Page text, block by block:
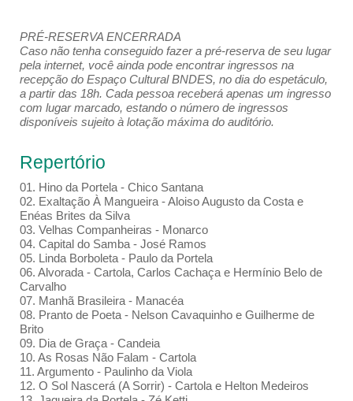
PRÉ-RESERVA ENCERRADA
Caso não tenha conseguido fazer a pré-reserva de seu lugar
pela internet, você ainda pode encontrar ingressos na
recepção do Espaço Cultural BNDES, no dia do espetáculo,
a partir das 18h. Cada pessoa receberá apenas um ingresso
com lugar marcado, estando o número de ingressos
disponíveis sujeito à lotação máxima do auditório.
Repertório
01. Hino da Portela - Chico Santana
02. Exaltação À Mangueira - Aloiso Augusto da Costa e
Enéas Brites da Silva
03. Velhas Companheiras - Monarco
04. Capital do Samba - José Ramos
05. Linda Borboleta - Paulo da Portela
06. Alvorada - Cartola, Carlos Cachaça e Hermínio Belo de
Carvalho
07. Manhã Brasileira - Manacéa
08. Pranto de Poeta - Nelson Cavaquinho e Guilherme de
Brito
09. Dia de Graça - Candeia
10. As Rosas Não Falam - Cartola
11. Argumento - Paulinho da Viola
12. O Sol Nascerá (A Sorrir) - Cartola e Helton Medeiros